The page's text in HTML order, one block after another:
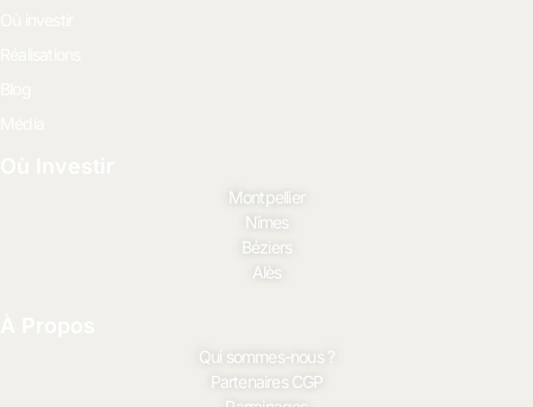
Montpellier
Nîmes
Béziers
Alès
Qui sommes-nous ?
Partenaires CGP